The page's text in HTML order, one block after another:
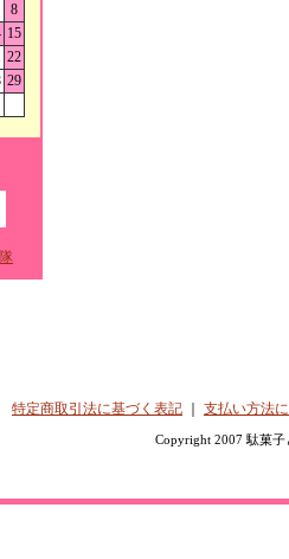
8
15
22
29
特定商取引法に基づく表記 支払い方法
Copyright 2007 駄菓